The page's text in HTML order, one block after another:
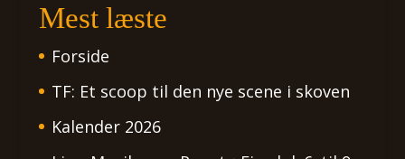
Mest læste
Forside
TF: Et scoop til den nye scene i skoven
Kalender 2026